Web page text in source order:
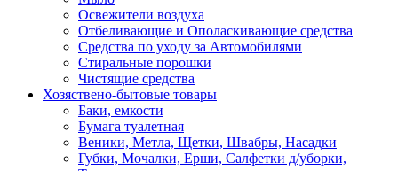
Освежители воздуха
Отбеливающие и Ополаскивающие средства
Средства по уходу за Автомобилями
Стиральные порошки
Чистящие средства
Хозяствено-бытовые товары
Баки, емкости
Бумага туалетная
Веники, Метла, Щетки, Швабры, Насадки
Губки, Мочалки, Ерши, Салфетки д/уборки,